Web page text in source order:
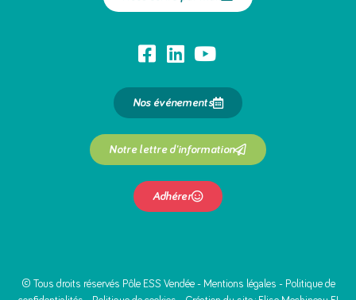
Nos événements
Notre lettre d'information
Adhérer
© Tous droits réservés Pôle ESS Vendée - Mentions légales - Politique de